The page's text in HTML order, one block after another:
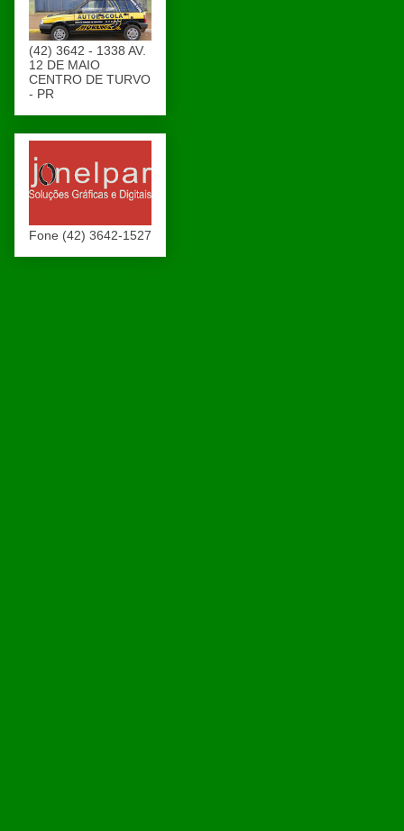
(42) 3642 - 1338 AV.
12 DE MAIO
CENTRO DE TURVO
- PR
Fone (42) 3642-1527